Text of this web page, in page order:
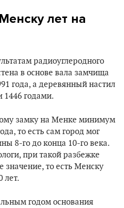
лет на
радиоуглеродного
в основе вала замчища
года, а деревянный настил
1446 годами.
замку на Менке минимум
то есть сам город мог
8-го до конца 10-го века.
при такой разбежке
значение, то есть Менску
лет.
годом основания